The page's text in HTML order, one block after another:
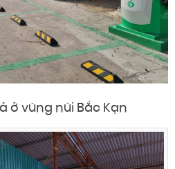
ở vùng núi Bắc Kạn